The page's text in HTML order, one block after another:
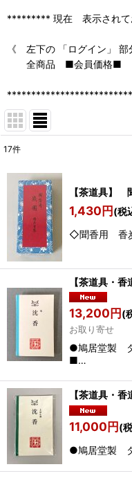
********* 現在 表示されて
《 左下の 「ログイン」 部
全商品 ■会員価格■ が
並び順 :
17件
【茶道具
1,430円(税
◇聞香用 香
【茶道具
13,200円(
お取り寄せ
●鳩居堂製 タ
■…
【茶道具
11,000円(
●鳩居堂製